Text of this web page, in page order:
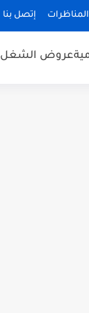
إتصل بنا
عروض الشغل